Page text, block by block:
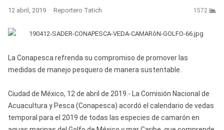
12 abril, 2019 Author
Reportero Tatich 1572
La Conapesca refrenda su compromiso de promover las
medidas de manejo pesquero de manera sustentable.
Ciudad de México, 12 de abril de 2019.- La Comisión Nacional de
Acuacultura y Pesca (Conapesca) acordó el calendario de vedas
temporal para el 2019 de todas las especies de camarón en